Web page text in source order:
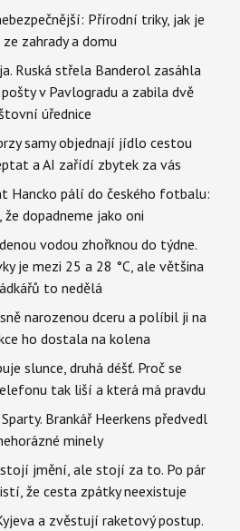
Přírodní triky, jak je
zahrady a domu
Ruská střela Banderol zasáhla
v Pavlogradu a zabila dvě
úřednice
samy objednají jídlo cestou
a AI zařídí zbytek za vás
Hancko pálí do českého fotbalu:
že dopadneme jako oni
vodou zhořknou do týdne.
je mezi 25 a 28 °C, ale většina
to nedělá
narozenou dceru a políbil ji na
ho dostala na kolena
slunce, druhá déšť. Proč se
tak liší a která má pravdu
Brankář Heerkens předvedl
minely
jmění, ale stojí za to. Po pár
že cesta zpátky neexistuje
a zvěstují raketový postup.